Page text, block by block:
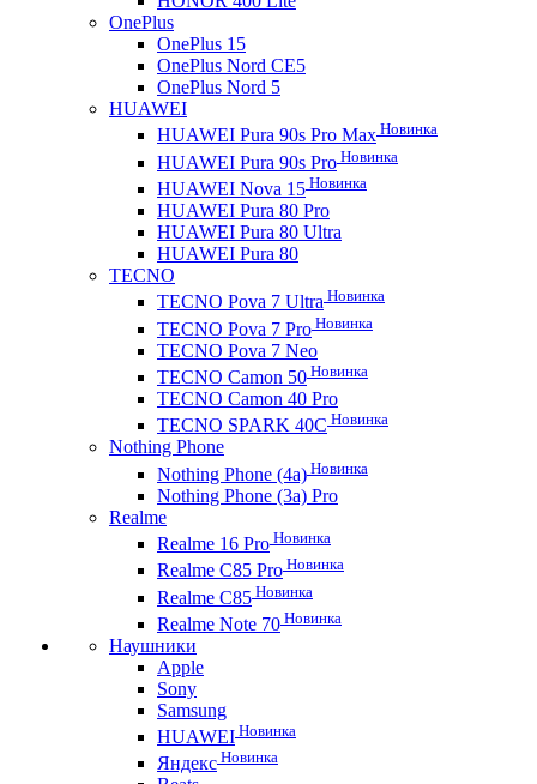
OnePlus
OnePlus 15
OnePlus Nord CE5
OnePlus Nord 5
HUAWEI
HUAWEI Pura 90s Pro Max Новинка
HUAWEI Pura 90s Pro Новинка
HUAWEI Nova 15 Новинка
HUAWEI Pura 80 Pro
HUAWEI Pura 80 Ultra
HUAWEI Pura 80
TECNO
TECNO Pova 7 Ultra Новинка
TECNO Pova 7 Pro Новинка
TECNO Pova 7 Neo
TECNO Camon 50 Новинка
TECNO Camon 40 Pro
TECNO SPARK 40C Новинка
Nothing Phone
Nothing Phone (4a) Новинка
Nothing Phone (3a) Pro
Realme
Realme 16 Pro Новинка
Realme C85 Pro Новинка
Realme C85 Новинка
Realme Note 70 Новинка
Наушники
Apple
Sony
Samsung
HUAWEI Новинка
Яндекс Новинка